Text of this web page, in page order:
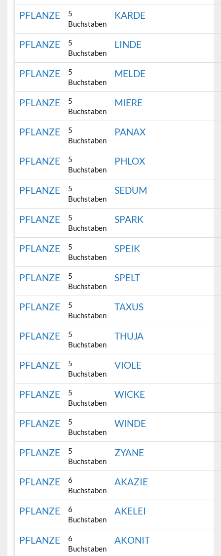
PFLANZE
5
Buchstaben
KARDE
PFLANZE
5
Buchstaben
LINDE
PFLANZE
5
Buchstaben
MELDE
PFLANZE
5
Buchstaben
MIERE
PFLANZE
5
Buchstaben
PANAX
PFLANZE
5
Buchstaben
PHLOX
PFLANZE
5
Buchstaben
SEDUM
PFLANZE
5
Buchstaben
SPARK
PFLANZE
5
Buchstaben
SPEIK
PFLANZE
5
Buchstaben
SPELT
PFLANZE
5
Buchstaben
TAXUS
PFLANZE
5
Buchstaben
THUJA
PFLANZE
5
Buchstaben
VIOLE
PFLANZE
5
Buchstaben
WICKE
PFLANZE
5
Buchstaben
WINDE
PFLANZE
5
Buchstaben
ZYANE
PFLANZE
6
Buchstaben
AKAZIE
PFLANZE
6
Buchstaben
AKELEI
PFLANZE
6
Buchstaben
AKONIT